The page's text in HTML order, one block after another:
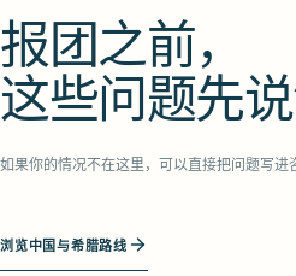
报团之前，
这些问题先说
如果你的情况不在这里，可以直接把问题写进
浏览中国与希腊路线